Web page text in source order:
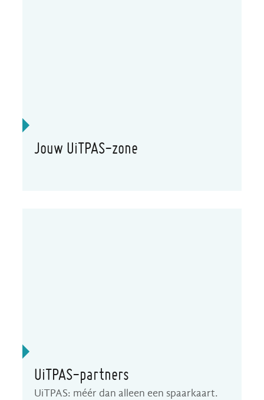
Jouw UiTPAS-zone
UiTPAS-partners
UiTPAS: méér dan alleen een spaarkaart.